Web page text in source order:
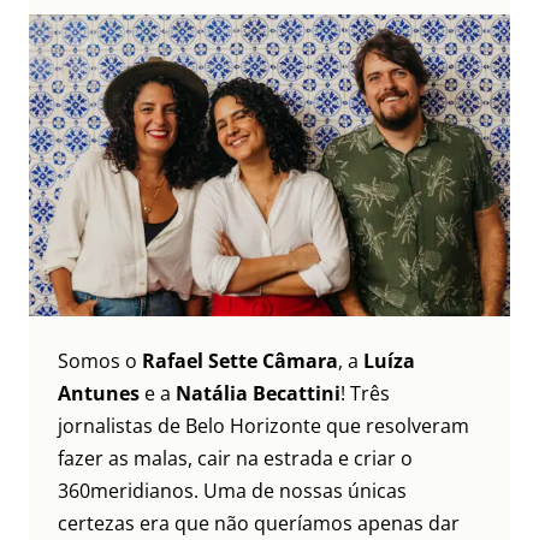
Somos o Rafael Sette Câmara, a Luíza
Antunes e a Natália Becattini! Três
jornalistas de Belo Horizonte que resolveram
fazer as malas, cair na estrada e criar o
360meridianos. Uma de nossas únicas
certezas era que não queríamos apenas dar